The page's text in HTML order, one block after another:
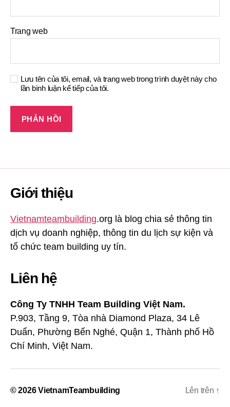
Trang web
Lưu tên của tôi, email, và trang web trong trình duyệt này cho
lần bình luận kế tiếp của tôi.
Giới thiệu
Vietnamteambuilding.org là blog chia sẻ thông tin
dịch vụ doanh nghiệp, thông tin du lịch sự kiện và
tổ chức team building uy tín.
Liên hệ
Công Ty TNHH Team Building Việt Nam.
P.903, Tầng 9, Tòa nhà Diamond Plaza, 34 Lê
Duẩn, Phường Bến Nghé, Quận 1, Thành phố Hồ
Chí Minh, Việt Nam.
© 2026VietnamTeambuilding Lên trên ↑